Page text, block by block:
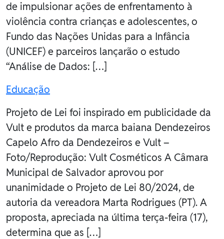
de impulsionar ações de enfrentamento à
violência contra crianças e adolescentes, o
Fundo das Nações Unidas para a Infância
(UNICEF) e parceiros lançarão o estudo
“Análise de Dados: […]
Educação
Projeto de Lei foi inspirado em publicidade da
Vult e produtos da marca baiana Dendezeiros
Capelo Afro da Dendezeiros e Vult –
Foto/Reprodução: Vult Cosméticos A Câmara
Municipal de Salvador aprovou por
unanimidade o Projeto de Lei 80/2024, de
autoria da vereadora Marta Rodrigues (PT). A
proposta, apreciada na última terça-feira (17),
determina que as […]